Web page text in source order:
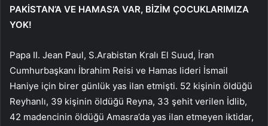
PAKİSTAN’A VE HAMAS’A VAR, BİZİM ÇOCUKLARIMIZA
YOK!
Papa II. Jean Paul, S.Arabistan Kralı El Suud, İran
Cumhurbaşkanı İbrahim Reisi ve Hamas lideri İsmail
Haniye için birer günlük yas ilan etmişti. 52 kişinin öldüğü
Reyhanlı, 39 kişinin öldüğü Reyna, 33 şehit verilen İdlib,
42 madencinin öldüğü Amasra’da yas ilan etmeyen iktidar,